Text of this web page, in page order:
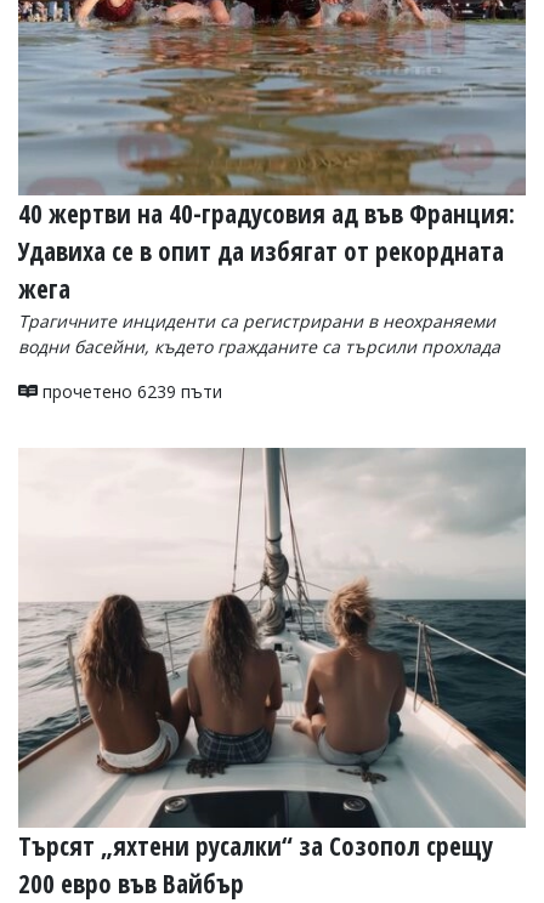
40 жертви на 40-градусовия ад във Франция:
Удавиха се в опит да избягат от рекордната
жега
Трагичните инциденти са регистрирани в неохраняеми
водни басейни, където гражданите са търсили прохлада
прочетено 6239 пъти
Търсят „яхтени русалки“ за Созопол срещу
200 евро във Вайбър